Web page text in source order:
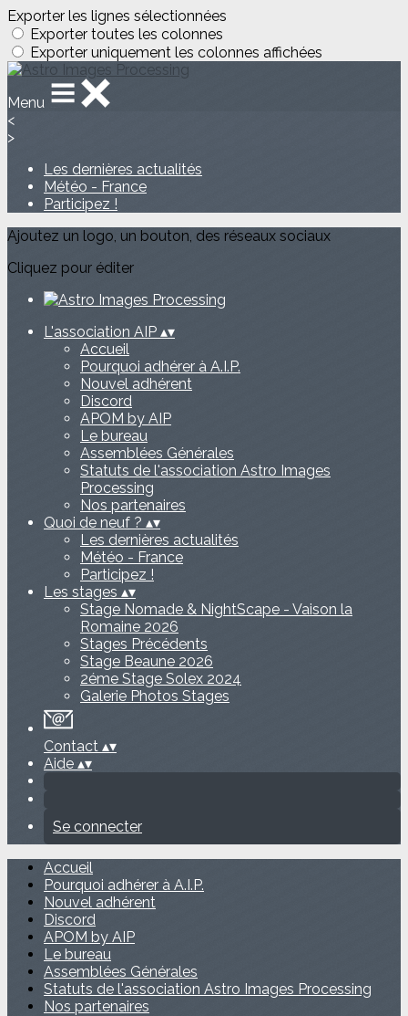
Exporter les lignes sélectionnées
Exporter toutes les colonnes
Exporter uniquement les colonnes affichées
Menu
<
>
Les dernières actualités
Météo - France
Participez !
Ajoutez un logo, un bouton, des réseaux sociaux
Cliquez pour éditer
L'association AIP ▴▾
Accueil
Pourquoi adhérer à A.I.P.
Nouvel adhérent
Discord
APOM by AIP
Le bureau
Assemblées Générales
Statuts de l'association Astro Images
Processing
Nos partenaires
Quoi de neuf ? ▴▾
Les dernières actualités
Météo - France
Participez !
Les stages ▴▾
Stage Nomade & NightScape - Vaison la
Romaine 2026
Stages Précédents
Stage Beaune 2026
2éme Stage Solex 2024
Galerie Photos Stages
Contact ▴▾
Aide ▴▾
Se connecter
Accueil
Pourquoi adhérer à A.I.P.
Nouvel adhérent
Discord
APOM by AIP
Le bureau
Assemblées Générales
Statuts de l'association Astro Images Processing
Nos partenaires